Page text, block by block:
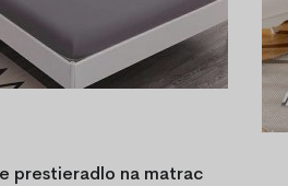
prestieradlo na matrac